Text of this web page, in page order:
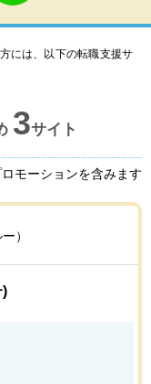
には、以下の転職支援サ
3サイト
モーションを含みます
)